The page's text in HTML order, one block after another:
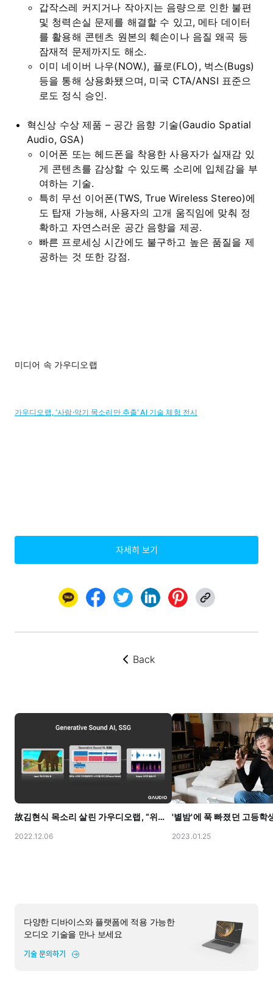
갑작스레 커지거나 작아지는 음량으로 인한 불편
및 청력손실 문제를 해결할 수 있고, 메타 데이터
를 활용해 콘텐츠 원본의 훼손이나 음질 왜곡 등
잠재적 문제까지도 해소.
이미 네이버 나우(NOW.), 플로(FLO), 벅스(Bugs)
등을 통해 상용화됐으며, 미국 CTA/ANSI 표준으
로도 정식 승인.
혁신상 수상 제품 – 공간 음향 기술(Gaudio Spatial
Audio, GSA)
이어폰 또는 헤드폰을 착용한 사용자가 실재감 있
게 콘텐츠를 감상할 수 있도록 소리에 입체감을 부
여하는 기술.
특히 무선 이어폰(TWS, True Wireless Stereo)에
도 탑재 가능해, 사용자의 고개 움직임에 맞춰 정
확하고 자연스러운 공간 음향을 제공.
빠른 프로세싱 시간에도 불구하고 높은 품질을 제
공하는 것 또한 강점.
미디어 속 가우디오랩
가우디오랩, ‘사람·악기 목소리만 추출’ AI 기술 체험 전시
자세히 보기
뒤로가기
Back
故김현식 목소리 살린 가우디오랩, “위기 땐 하나에 집중”
2022.12.06 2023.01.25
다양한 디바이스와 플랫폼에 적용 가능한
오디오 기술을 만나 보세요
기술 문의하기